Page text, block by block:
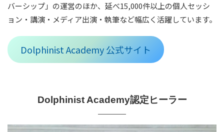
バーシップ」の運営のほか、延べ15,000件以上の個人セッシ
ョン・講演・メディア出演・執筆など幅広く活躍しています。
Dolphinist Academy 公式サイト
Dolphinist Academy認定ヒーラー